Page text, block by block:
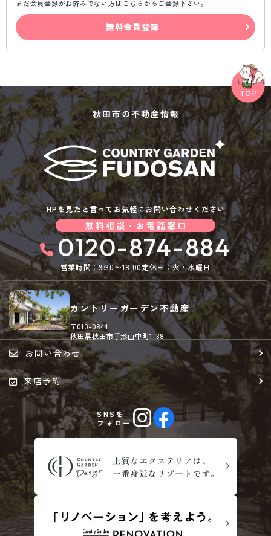
まだ会員登録がお済みでない方はこちらからご登録下さい。
無料会員登録
秋田市の不動産情報
HPを見たと言ってお気軽にお問い合わせください
無料相談・お電話窓口
0120-874-884
営業時間：9:30〜18:00定休日：火・水曜日
カントリーガーデン不動産
〒010-0844
秋田県秋田市手形山中町1-38
お問い合わせ
来店予約
SNSを
フォロー